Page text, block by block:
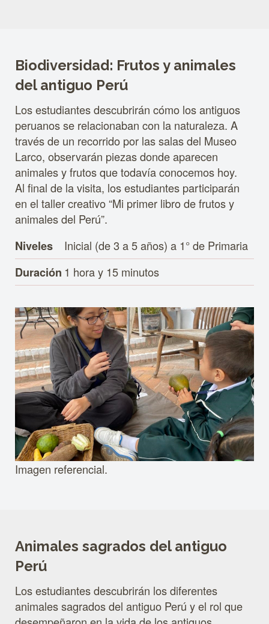
Biodiversidad: Frutos y animales
del antiguo Perú
Los estudiantes descubrirán cómo los antiguos
peruanos se relacionaban con la naturaleza. A
través de un recorrido por las salas del Museo
Larco, observarán piezas donde aparecen
animales y frutos que todavía conocemos hoy.
Al final de la visita, los estudiantes participarán
en el taller creativo “Mi primer libro de frutos y
animales del Perú”.
Niveles
Inicial (de 3 a 5 años) a 1° de Primaria
Duración 1 hora y 15 minutos
Imagen referencial.
Animales sagrados del antiguo
Perú
Los estudiantes descubrirán los diferentes
animales sagrados del antiguo Perú y el rol que